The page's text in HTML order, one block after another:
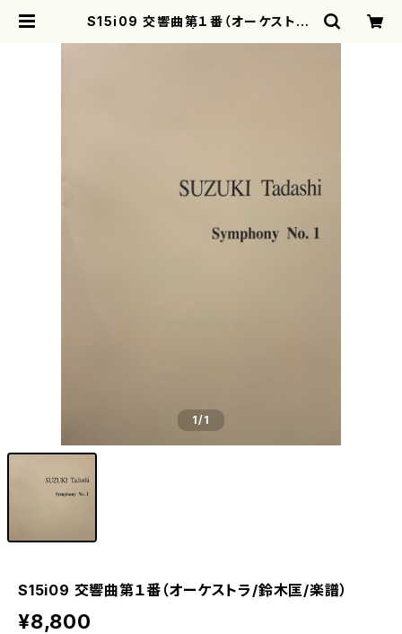
S15i09 交響曲第１番（オーケストラ/
1/1
S15i09 交響曲第１番（オーケストラ/鈴木匡/楽譜）
¥8,800